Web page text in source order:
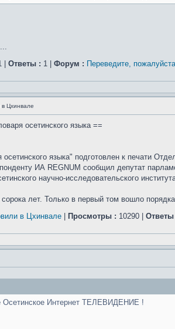
| Ответы : 1 | Форум : Переведите, пожалуйста
в Цхинвале
осетинского языка ==
языка" подготовлен к печати
ИА REGNUM сообщил депутат
научно-исследовательского
лет. Только в первый том вошло
в Цхинвале Просмотры : 10290 | Ответы
Осетинское Интернет ТЕЛЕВИДЕНИЕ !